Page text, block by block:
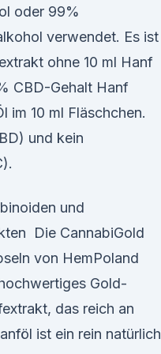
oder 99%
verwendet. Es ist
ohne 10 ml Hanf
CBD-Gehalt Hanf
im 10 ml Fläschchen.
und kein
und
Die CannabiGold
von HemPoland
Gold-
das reich an
ist ein rein